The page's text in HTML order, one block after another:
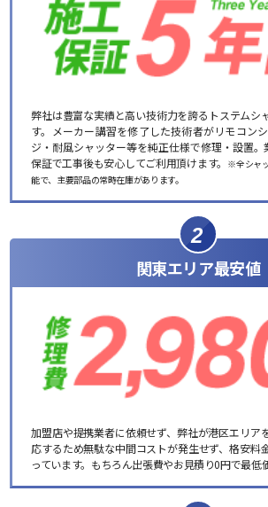
弊社は豊富な実績と高い技術力を誇るトステムシ
す。メーカー講習を修了した技術者がリモコン
ジ・耐風シャッター等を純正仕様で修理・設置
保証で工事後も安心してご利用頂けます。 ※全シャ
能で、主要部品の常時在庫があります。
2
関東エリア最安値
加盟店や提携業者に依頼せず、弊社が港区エリア
応するため無駄な中間コストが発生せず、格安料
っています。もちろん出張費やお見積り0円で最低